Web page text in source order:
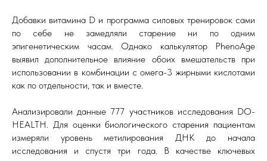
Добавки витамина D и программа силовых тренировок сами
по себе не замедляли старение ни по одним
эпигенетическим часам. Однако калькулятор PhenoAge
выявил дополнительное влияние обоих вмешательств при
использовании в комбинации с омега-3 жирными кислотами
как по отдельности, так и вместе.
Анализировали данные 777 участников исследования DO-
HEALTH. Для оценки биологического старения пациентам
измеряли уровень метилирования ДНК до начала
исследования и спустя три года. В качестве ключевых